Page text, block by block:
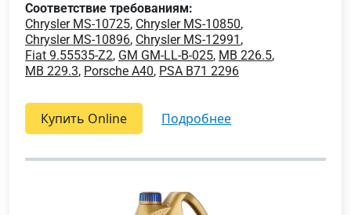
Соответствие требованиям:
Chrysler MS-10725, Chrysler MS-10850,
Chrysler MS-10896, Chrysler MS-12991 ,
Fiat 9.55535-Z2, GM GM-LL-B-025, MB 226.5,
MB 229.3, Porsche A40, PSA B71 2296
Купить Online подробнее